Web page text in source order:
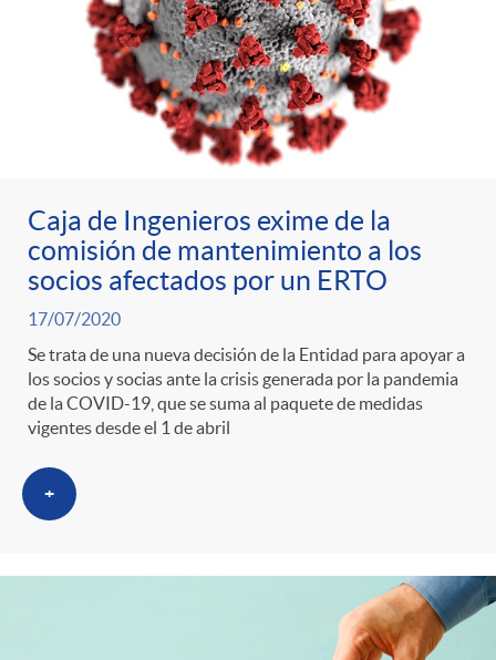
Caja de Ingenieros exime de la
comisión de mantenimiento a los
socios afectados por un ERTO
17/07/2020
Se trata de una nueva decisión de la Entidad para apoyar a
los socios y socias ante la crisis generada por la pandemia
de la COVID-19, que se suma al paquete de medidas
vigentes desde el 1 de abril
+